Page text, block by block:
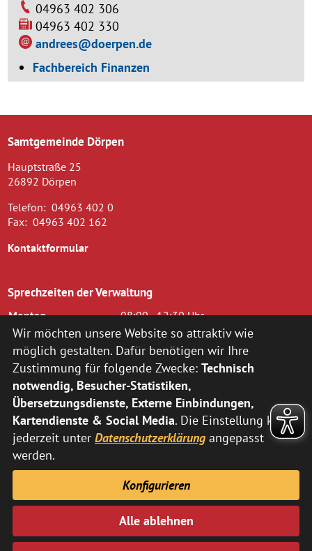
04963 402 306
04963 402 330
andrees@doerpen.de
Fachbereich Finanzen
Samtgemeinde Dörpen
Hauptstraße 25
26892 Dörpen
Telefon: 04963 402 0
Fax: 04963 402 162
Kontaktformular
Sprechzeiten der Verwaltung
Montag
08:00 - 12:30 Uhr
Dienstag
08.00 - 12.30 Uhr und 14.00 - 16.00
Uhr
Mittwoch
08.00 - 12.30 Uhr
Donnerstag
14.00 - 18.00 Uhr
Freitag
08.00 - 12.00 Uhr
zusätzlich nach vorheriger Terminvereinbarung:
Montag
14:00 - 16:00 Uhr
Donnerstag
Abweichende Sprechzeiten der Fachbereiche können Sie
Wir möchten unsere Website so attraktiv wie
möglich gestalten. Dafür benötigen wir Ihre
Zustimmung für folgende Zwecke: Technisch
notwendig, Besucher-Statistiken,
Übersetzungsdienste, Externe Einbindungen,
Kartendienste & Social Media. Die Einstellung kann
jederzeit unter Datenschutzerklärung angepasst
werden.
Konfigurieren
Alle ablehnen